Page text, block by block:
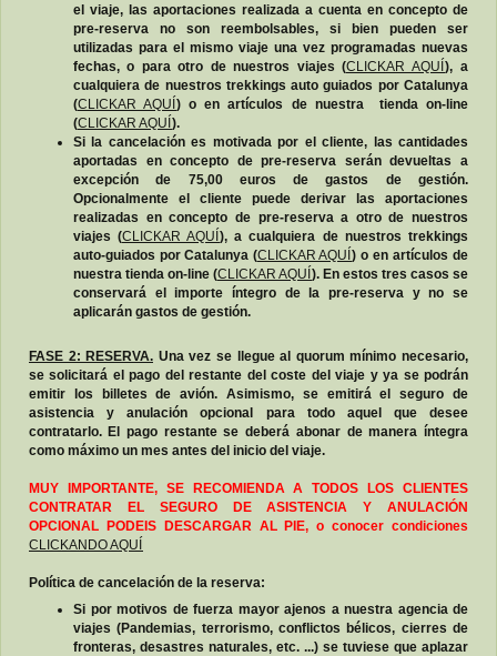
el viaje, las aportaciones realizada a cuenta en concepto de
pre-reserva no son reembolsables, si bien pueden ser
utilizadas para el mismo viaje una vez programadas nuevas
fechas, o para otro de nuestros viajes (CLICKAR AQUÍ ), a
cualquiera de nuestros trekkings auto guiados por Catalunya
(CLICKAR AQUÍ ) o en artículos de nuestra tienda on-line
(CLICKAR AQUÍ ).
Si la cancelación es motivada por el cliente, las cantidades
aportadas en concepto de pre-reserva serán devueltas a
excepción de 75,00 euros de gastos de gestión.
Opcionalmente el cliente puede derivar las aportaciones
realizadas en concepto de pre-reserva a otro de nuestros
viajes (CLICKAR AQUÍ ), a cualquiera de nuestros trekkings
auto-guiados por Catalunya (CLICKAR AQUÍ ) o en artículos de
nuestra tienda on-line (CLICKAR AQUÍ ). En estos tres casos se
conservará el importe íntegro de la pre-reserva y no se
aplicarán gastos de gestión.
FASE 2: RESERVA. Una vez se llegue al quorum mínimo necesario,
se solicitará el pago del restante del coste del viaje y ya se podrán
emitir los billetes de avión. Asimismo, se emitirá el seguro de
asistencia y anulación opcional para todo aquel que desee
contratarlo. E l pago restante se deberá abonar de manera íntegra
como máximo un mes antes del inicio del viaje.
MUY IMPORTANTE, SE RECOMIENDA A TODOS LOS CLIENTES
CONTRATAR EL SEGURO DE ASISTENCIA Y ANULACIÓN
OPCIONAL PODEIS DESCARGAR AL PIE, o conocer condiciones
CLICKANDO AQUÍ
Política de cancelación de la reserva:
Si por motivos de fuerza mayor ajenos a nuestra agencia de
viajes (Pandemias, terrorismo, conflictos bélicos, cierres de
fronteras, desastres naturales, etc. ...) se tuviese que aplazar